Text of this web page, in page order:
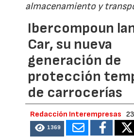
almacenamiento y
Ibercompoun
Car, su nueva
generación de
protección
de carrocerías
Redacción Interempresas
1369